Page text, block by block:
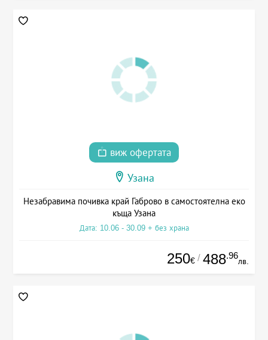
виж офертата
Узана
Незабравима почивка край Габрово в самостоятелна еко
къща Узана
Дата: 10.06 - 30.09 + без храна
250€ / 488.96
лв.